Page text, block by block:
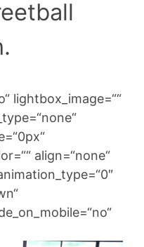
lightbox_image=““
align=“none“